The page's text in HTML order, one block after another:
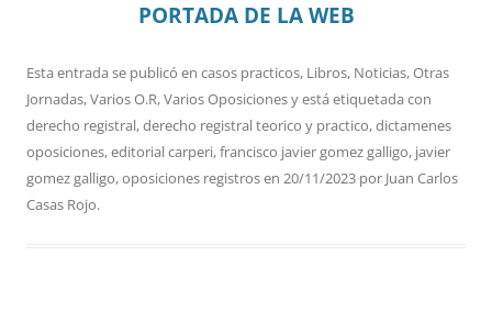
PORTADA DE LA WEB
Esta entrada se publicó en casos practicos, Libros, Noticias,Otras
Jornadas,Varios O.R,Varios Oposicionesy está etiquetada con
derecho registral,derecho registral teorico y practico,dictamenes
oposiciones,editorial carperi,francisco javier gomez galligo, javier
gomez galligo,oposiciones registrosen 20/11/2023 por Juan Carlos
Casas Rojo.